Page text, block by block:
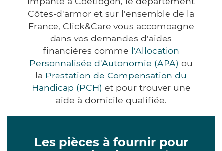
Côtes-d'armor et sur l'ensemble de la
France, Click&Care vous accompagne
dans vos demandes d'aides
financières comme l'Allocation
Personnalisée d'Autonomie (APA) ou
la Prestation de Compensation du
Handicap (PCH) et pour trouver une
aide à domicile qualifiée.
Les pièces à fournir pour